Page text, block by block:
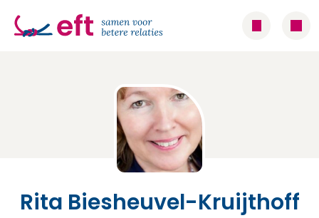
Rita Biesheuvel-Kruijthoff